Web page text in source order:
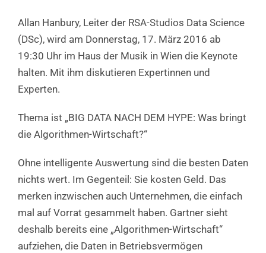
Allan Hanbury, Leiter der RSA-Studios Data Science
(DSc), wird am Donnerstag, 17. März 2016 ab
19:30 Uhr im Haus der Musik in Wien die Keynote
halten. Mit ihm diskutieren Expertinnen und
Experten.
Thema ist „BIG DATA NACH DEM HYPE: Was bringt
die Algorithmen-Wirtschaft?“
Ohne intelligente Auswertung sind die besten Daten
nichts wert. Im Gegenteil: Sie kosten Geld. Das
merken inzwischen auch Unternehmen, die einfach
mal auf Vorrat gesammelt haben. Gartner sieht
deshalb bereits eine „Algorithmen-Wirtschaft“
aufziehen, die Daten in Betriebsvermögen